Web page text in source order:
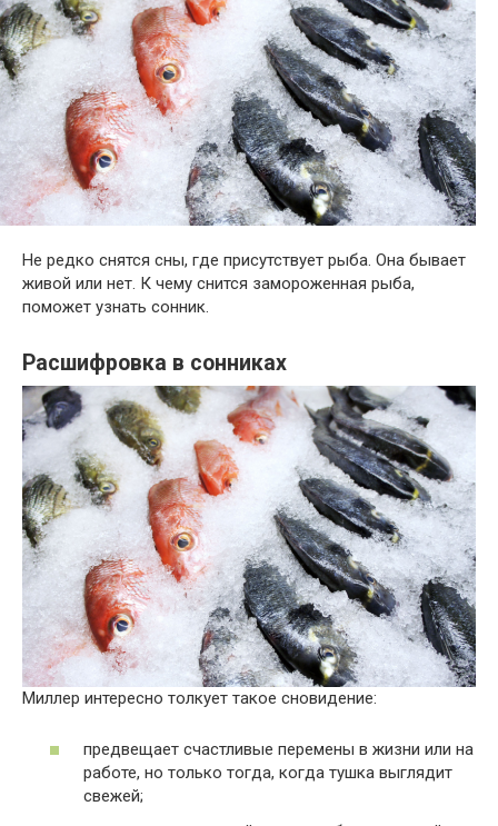
Не редко снятся сны, где присутствует рыба. Она бывает
живой или нет. К чему снится замороженная рыба,
поможет узнать сонник.
Расшифровка в сонниках
Миллер интересно толкует такое сновидение:
предвещает счастливые перемены в жизни или на
работе, но только тогда, когда тушка выглядит
свежей;